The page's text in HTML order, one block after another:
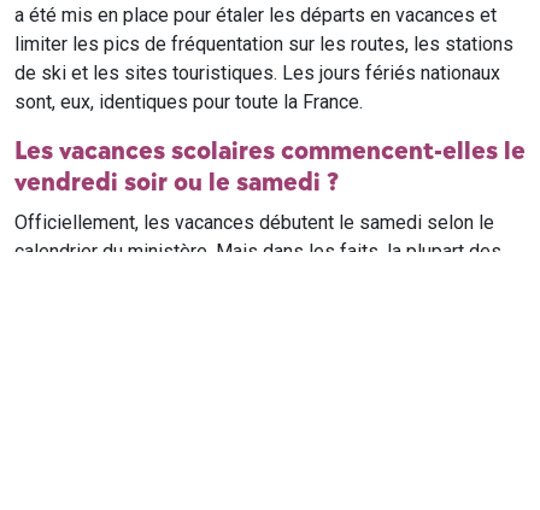
a été mis en place pour étaler les départs en vacances et
limiter les pics de fréquentation sur les routes, les stations
de ski et les sites touristiques. Les jours fériés nationaux
sont, eux, identiques pour toute la France.
Les vacances scolaires commencent-elles le
vendredi soir ou le samedi ?
Officiellement, les vacances débutent le samedi selon le
calendrier du ministère. Mais dans les faits, la plupart des